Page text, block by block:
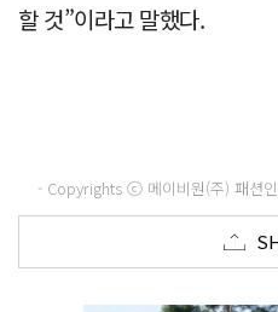
할 것”이라고 말했다.
- Copyrights ⓒ 메이비원(주) 패션